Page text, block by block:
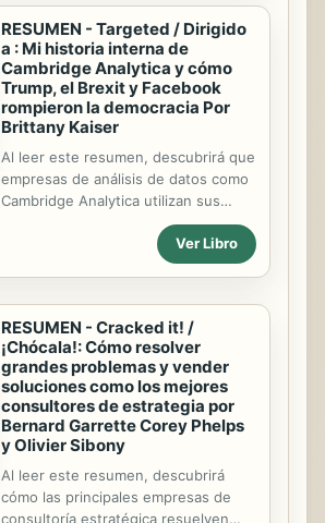
desigual; existen crecientes
disparidades entre los individuos; los
más pobres sufren el enfrentamiento
entre políticos y multimillonarios la
nación india está sumida en la
corrupción los superricos invierten y
defraudan a todos los niveles para
ganar el máximo dinero posible. En
1947, el Reino Unido concedió la
independencia a la India gracias a la
RESUMEN - Targeted / Dirigido
a : Mi historia interna de
Cambridge Analytica y cómo
Trump, el Brexit y Facebook
rompieron la democracia Por
Brittany Kaiser
Al leer este resumen, descubrirá que
empresas de análisis de datos como
Cambridge Analytica utilizan sus
actividades en línea para manipularle.
También descubrirá : que Facebook
ha autorizado que se compartan
datos se basan en la psicología del
comportamiento para dictar sus
decisiones; que las empresas de
análisis de datos pueden acceder a
toda su actividad en línea si no
protege su información; que
Cambridge Analytica utilizó métodos
electorales. En 2016, dos
acontecimientos políticos tuvieron
Ver Libro
RESUMEN - Cracked it! /
¡Chócala!: Cómo resolver
grandes problemas y vender
soluciones como los mejores
consultores de estrategia por
Bernard Garrette Corey Phelps
y Olivier Sibony
Al leer este resumen, descubrirá
cómo las principales empresas de
consultoría estratégica resuelven